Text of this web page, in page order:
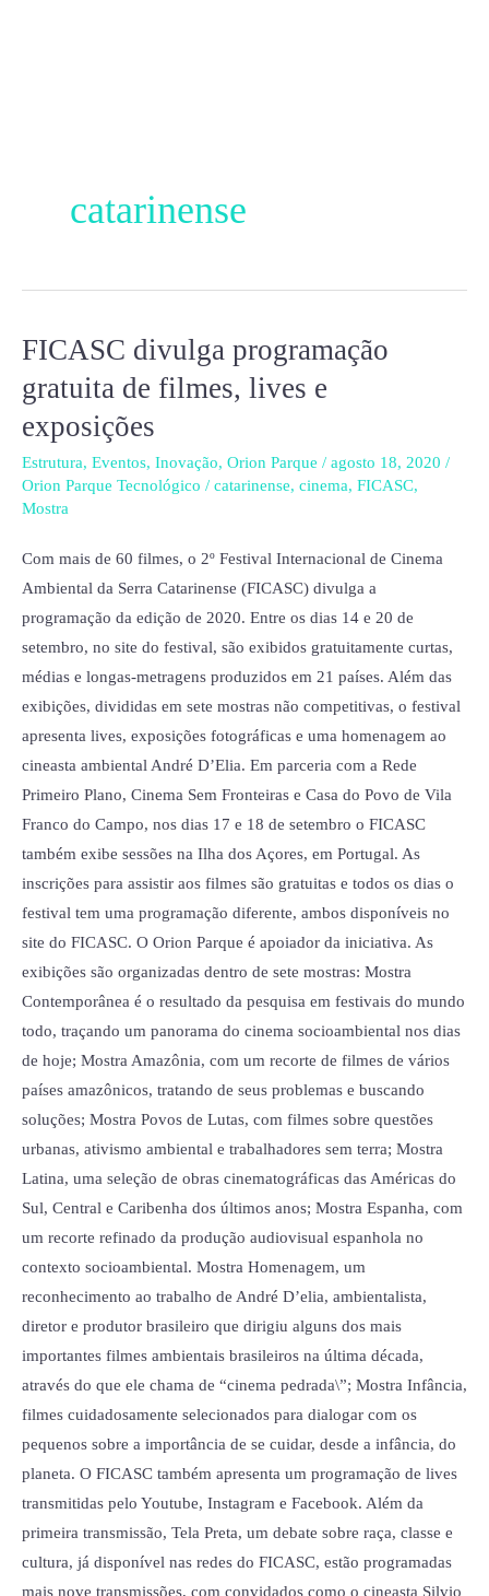
catarinense
FICASC divulga programação
gratuita de filmes, lives e
exposições
Estrutura, Eventos, Inovação, Orion Parque / agosto 18, 2020 /
Orion Parque Tecnológico / catarinense, cinema, FICASC,
Mostra
Com mais de 60 filmes, o 2º Festival Internacional de Cinema
Ambiental da Serra Catarinense (FICASC) divulga a
programação da edição de 2020. Entre os dias 14 e 20 de
setembro, no site do festival, são exibidos gratuitamente curtas,
médias e longas-metragens produzidos em 21 países. Além das
exibições, divididas em sete mostras não competitivas, o festival
apresenta lives, exposições fotográficas e uma homenagem ao
cineasta ambiental André D’Elia. Em parceria com a Rede
Primeiro Plano, Cinema Sem Fronteiras e Casa do Povo de Vila
Franco do Campo, nos dias 17 e 18 de setembro o FICASC
também exibe sessões na Ilha dos Açores, em Portugal. As
inscrições para assistir aos filmes são gratuitas e todos os dias o
festival tem uma programação diferente, ambos disponíveis no
site do FICASC. O Orion Parque é apoiador da iniciativa. As
exibições são organizadas dentro de sete mostras: Mostra
Contemporânea é o resultado da pesquisa em festivais do mundo
todo, traçando um panorama do cinema socioambiental nos dias
de hoje; Mostra Amazônia, com um recorte de filmes de vários
países amazônicos, tratando de seus problemas e buscando
soluções; Mostra Povos de Lutas, com filmes sobre questões
urbanas, ativismo ambiental e trabalhadores sem terra; Mostra
Latina, uma seleção de obras cinematográficas das Américas do
Sul, Central e Caribenha dos últimos anos; Mostra Espanha, com
um recorte refinado da produção audiovisual espanhola no
contexto socioambiental. Mostra Homenagem, um
reconhecimento ao trabalho de André D’elia, ambientalista,
diretor e produtor brasileiro que dirigiu alguns dos mais
importantes filmes ambientais brasileiros na última década,
através do que ele chama de “cinema pedrada\”; Mostra Infância,
filmes cuidadosamente selecionados para dialogar com os
pequenos sobre a importância de se cuidar, desde a infância, do
planeta. O FICASC também apresenta um programação de lives
transmitidas pelo Youtube, Instagram e Facebook. Além da
primeira transmissão, Tela Preta, um debate sobre raça, classe e
cultura, já disponível nas redes do FICASC, estão programadas
mais nove transmissões, com convidados como o cineasta Silvio
FICASC
programação
gratuita
de
filmes,
e
exposições